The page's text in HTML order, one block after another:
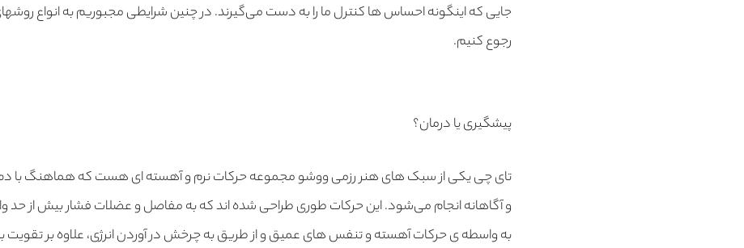
جایی که اینگونه احساس ها کنترل ما را به دست می‌گیرند. در چنین شرایطی مجبوریم به انواع
رجوع کنیم.
پیشگیری یا درمان؟
تای چی یکی از سبک های هنر رزمی ووشو مجموعه حرکات نرم و آهسته ای هست که هماهنگ با
و آگاهانه انجام می‌شود. این حرکات طوری طراحی شده اند که به مفاصل و عضلات فشار بیش از حد
به واسطه ی حرکات آهسته و تنفس های عمیق و از طریق به چرخش در آوردن انرژی، علاوه بر تقویت